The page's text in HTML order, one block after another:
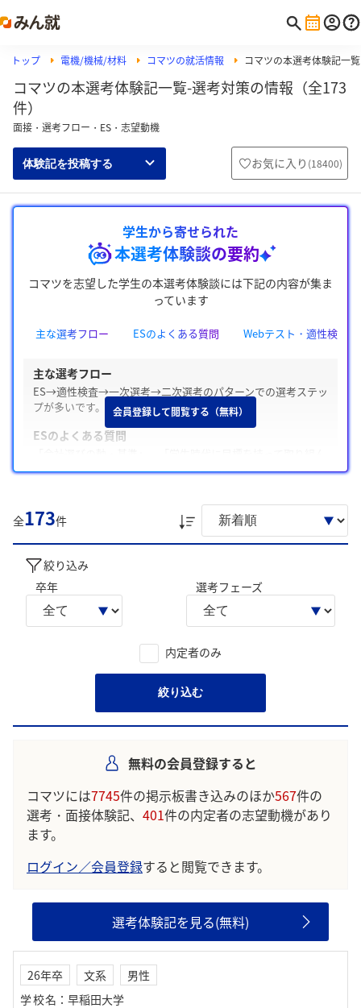
トップ 電機/機械/材料 コマツの就活情報 コマツの本選考体験記一覧
コマツの本選考体験記一覧-選考対策の情報（全173
件）
面接・選考フロー・ES・志望動機
体験記を投稿する お気に入り (18400)
学生から寄せられた
本選考体験談の要約
コマツを志望した学生の本選考体験談には下記の内容が集ま
っています
主な選考フロー ESのよくある質問 Webテスト・適性検査
主な選考フロー
ES→適性検査→一次選考→二次選考のパターンでの選考ステッ
プが多いです。
ESのよくある質問
だこと」の質問が多いです。
テストがあった / SPI
面接の特徴
面接は和やかな雰囲気で、「学生時代に力を入れたこと」や
「志望動機」についてよく聞かれます。
内定承諾と辞退
内定承諾した学生は、「第一志望だったため」を主な理由とし
「インターンに参加して自分が何をしたいのかをはっきりして
おくことが大切であること。?」のような声が寄せられていま
学生の声を就職活動の参考にしましょう。
※AIを使用し、過去3年間のユーザー投稿を要約しています。実際
のユーザの投稿は下記の一覧からご確認ください。
会員登録して閲覧する（無料）
全173件
絞り込み
卒年
選考フェーズ
内定者のみ
絞り込む
無料の会員登録すると
コマツには7745件の掲示板書き込みのほか567件の
選考・面接体験記、 401件の内定者の志望動機があり
ます。
ログイン／会員登録すると閲覧できます。
選考体験記を見る(無料)
26年卒 文系
男性
学校名 ： 早稲田大学